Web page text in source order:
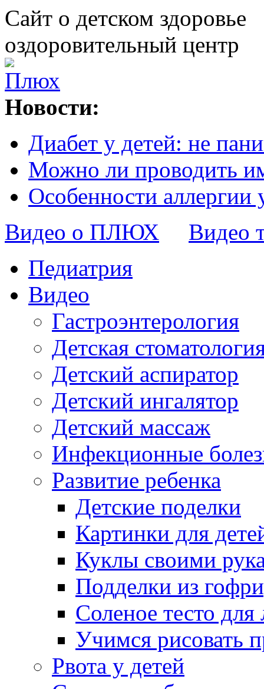
Сайт о детском здоровье
оздоровительный центр
Новости:
Диабет у детей: не
Можно ли проводить
Особенности аллергии
Видео о ПЛЮХ
Видео
Педиатрия
Видео
Гастроэнтерология
Детская
Детский аспиратор
Детский ингалятор
Детский массаж
Инфекционные
Развитие ребенка
Детские поделки
Картинки для
Куклы своими
Подделки из
Соленое тесто для
Учимся рисовать
Рвота у детей